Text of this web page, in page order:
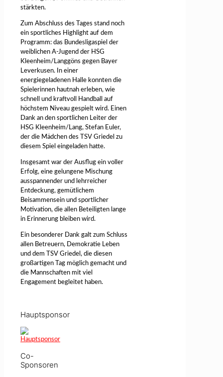
stärkten.
Zum Abschluss des Tages stand noch
ein sportliches Highlight auf dem
Programm: das Bundesligaspiel der
weiblichen A-Jugend der HSG
Kleenheim/Langgöns gegen Bayer
Leverkusen. In einer
energiegeladenen Halle konnten die
Spielerinnen hautnah erleben, wie
schnell und kraftvoll Handball auf
höchstem Niveau gespielt wird. Einen
Dank an den sportlichen Leiter der
HSG Kleenheim/Lang, Stefan Euler,
der die Mädchen des TSV Griedel zu
diesem Spiel eingeladen hatte.
Insgesamt war der Ausflug ein voller
Erfolg, eine gelungene Mischung
ausspannender und lehrreicher
Entdeckung, gemütlichem
Beisammensein und sportlicher
Motivation, die allen Beteiligten lange
in Erinnerung bleiben wird.
Ein besonderer Dank galt zum Schluss
allen Betreuern, Demokratie Leben
und dem TSV Griedel, die diesen
großartigen Tag möglich gemacht und
die Mannschaften mit viel
Engagement begleitet haben.
Hauptsponsor
Co-
Sponsoren